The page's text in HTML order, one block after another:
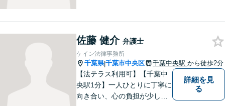
ずはご相談ください。問題の
解決に向けて誠心誠意対応い
たします。【近隣駐車場あ
り】
佐藤 健介 弁護士
ケイン法律事務所
千葉県|千葉市中央区 千葉中央駅 から徒歩2分
【法テラス利用可】【千葉中
央駅1分】一人ひとりに丁寧に
向き合い、心の負担が少しで
詳細を見
る